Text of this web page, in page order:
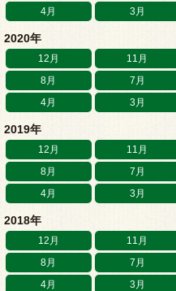
4月
3月
2020年
12月 11月
8月
7月
4月
3月
2019年
12月 11月
8月
7月
4月
3月
2018年
12月 11月
8月
7月
4月
3月